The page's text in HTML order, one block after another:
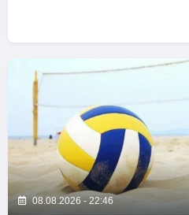
08.08.2026 - 22:46